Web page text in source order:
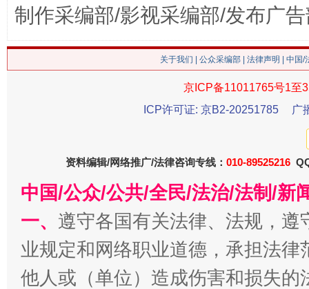
在谋一域中谋全局
今
制作采编部/影视采编部/发布广
关于我们 公众采编部 法律声明 | 中国
京ICP备11011765号1至
ICP许可证: 京B2-20251785
广
资料编辑/网络推广/法律咨询专线： 010-89525216
中国/公众/公共/全民/法治/法制/新
一、 遵守各国有关法律、法规，
业规定和网络职业道德，承担法
他人或（单位）造成伤害和损失